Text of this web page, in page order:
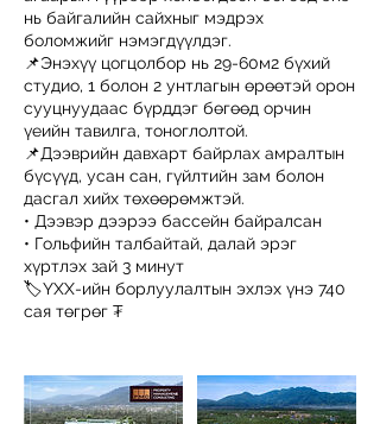
нь байгалийн сайхныг мэдрэх
боломжийг нэмэгдүүлдэг.
📌Энэхүү цогцолбор нь 29-60м2 бүхий
студио, 1 болон 2 унтлагын өрөөтэй орон
сууцнуудаас бүрддэг бөгөөд орчин
үеийн тавилга, тоноглолтой.
📌Дээврийн давхарт байрлах амралтын
бүсүүд, усан сан, гүйлтийн зам болон
дасгал хийх төхөөрөмжтэй.
• Дээвэр дээрээ бассейн байралсан
• Гольфийн талбайтай, далай эрэг
хүртлэх зай 3 минут
🏷ҮХХ-ийн борлуулалтын эхлэх үнэ 740
сая төгрөг ₮